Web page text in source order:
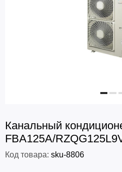
Канальный
FBA125A/
Код товара: sku-8806